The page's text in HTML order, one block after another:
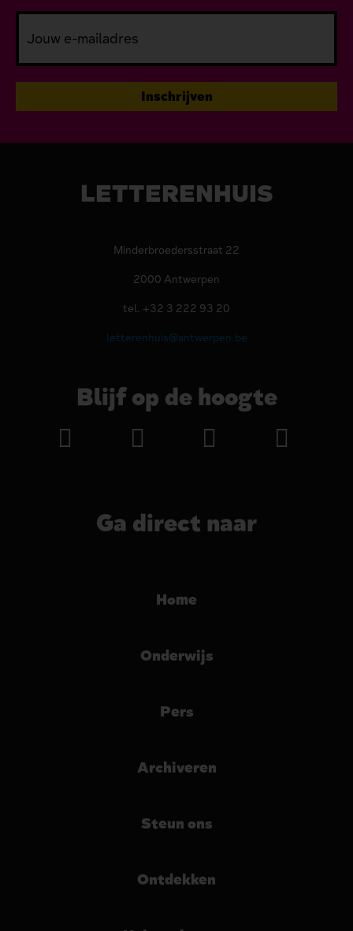
LETTERENHUIS
Minderbroedersstraat 22
2000 Antwerpen
tel. +32 3 222 93 20
letterenhuis@antwerpen.be
Blijf op de hoogte
Ga direct naar
Home
Onderwijs
Pers
Archiveren
Steun ons
Ontdekken